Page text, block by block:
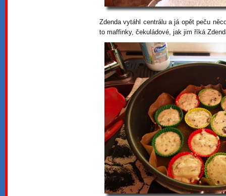
Zdenda vytáhl centrálu a já opět peču
to maffinky, čekuládové, jak jim říká